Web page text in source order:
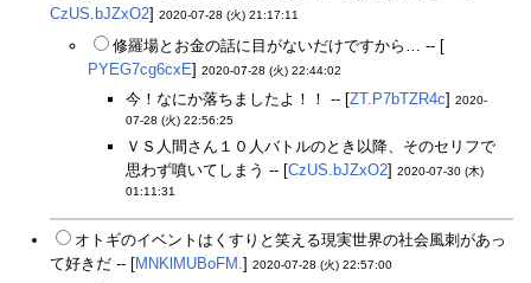
CzUS.bJZxO2] 2020-07-28 (火) 21:17:11
修羅場とお金の話に目がないだけですから… -- [
PYEG7cg6cxE] 2020-07-28 (火) 22:44:02
今！なにか落ちましたよ！！ -- [ZT.P7bTZR4c] 2020-
07-28 (火) 22:56:25
ＶＳ人間さん１０人バトルのとき以降、そのセリフで
思わず噴いてしまう -- [CzUS.bJZxO2] 2020-07-30 (木)
01:11:31
オトギのイベントはくすりと笑える現実世界の社会風刺があっ
て好きだ -- [MNKlMUBoFM.] 2020-07-28 (火) 22:57:00